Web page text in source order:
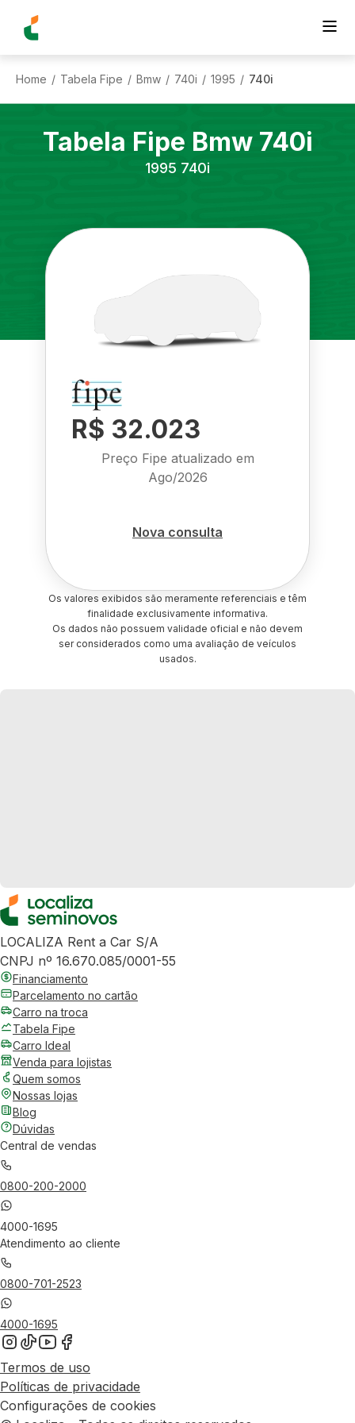
Home / Tabela Fipe / Bmw / 740i / 1995 / 740i
Tabela Fipe Bmw 740i
1995 740i
R$ 32.023
Preço Fipe atualizado em
Ago/2026
Nova consulta
Os valores exibidos são meramente referenciais e têm
finalidade exclusivamente informativa.
Os dados não possuem validade oficial e não devem
ser considerados como uma avaliação de veículos
usados.
LOCALIZA Rent a Car S/A
CNPJ nº 16.670.085/0001-55
Financiamento
Parcelamento no cartão
Carro na troca
Tabela Fipe
Carro Ideal
Venda para lojistas
Quem somos
Nossas lojas
Blog
Dúvidas
Central de vendas
0800-200-2000
4000-1695
Atendimento ao cliente
0800-701-2523
4000-1695
Termos de uso
Políticas de privacidade
Configurações de cookies